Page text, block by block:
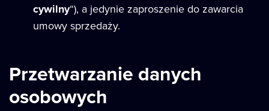
cywilny“), a jedynie zaproszenie do zawarcia
umowy sprzedaży.
Przetwarzanie danych
osobowych